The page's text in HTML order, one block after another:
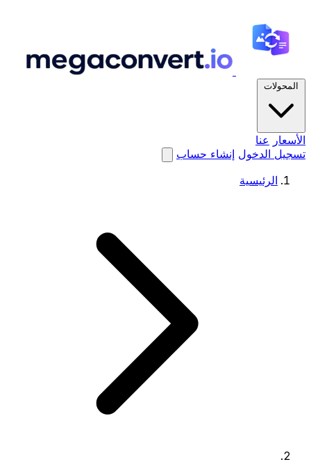
المحولات
الأسعار عنا
تسجيل الدخول إنشاء حساب
الرئيسية